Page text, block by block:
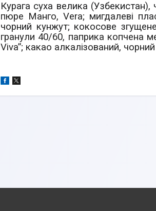
Курага суха велика (Узбекистан),
пюре Манго, Vera; мигдалеві
чорний кунжут; кокосове
гранули 40/60, паприка копчена
Viva”; какао алкалізований,